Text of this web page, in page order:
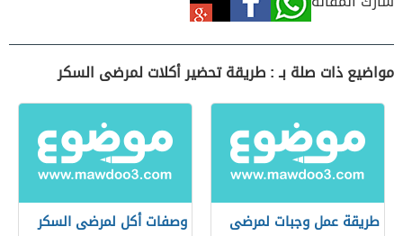
مواضيع ذات صلة بـ : طريقة تحضير أكلات لمرضى السكر
طريقة عمل وجبات لمرضى
وصفات أكل لمرضى السكر